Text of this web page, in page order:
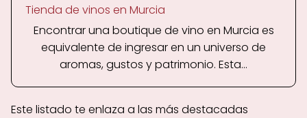
Tienda de vinos en Murcia
Encontrar una boutique de vino en Murcia es
equivalente de ingresar en un universo de
aromas, gustos y patrimonio. Esta...
Este listado te enlaza a las más destacadas